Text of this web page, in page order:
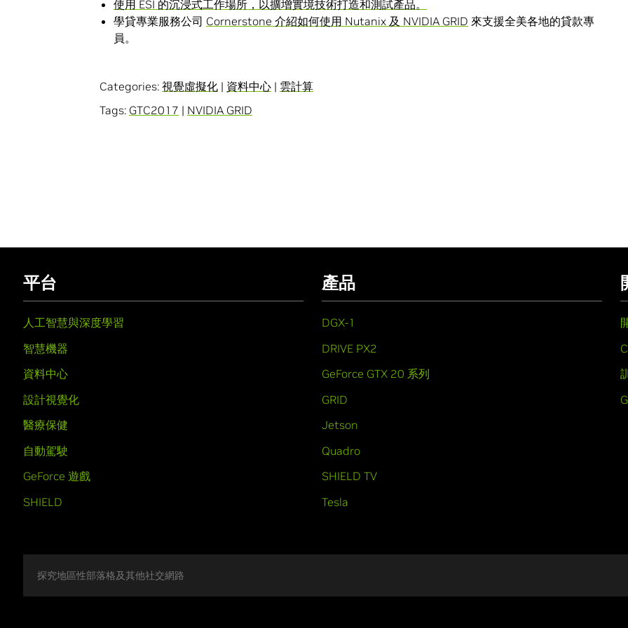
使用 ESI 的沉浸式工作場所，以擴增實境技術打造和測試產品。
學貸專業服務公司 Cornerstone 介紹如何使用 Nutanix 及 NVIDIA GRID 來支援全美各地的貸款專
員。
Categories: 視覺虛擬化 | 資料中心 | 雲計算
Tags: GTC2017 | NVIDIA GRID
平台
人工智慧與深度學習
智慧機器
資料中心
設計視覺化
醫療保健
自動駕駛
GeForce 遊戲
SHIELD
產品
DGX-1
DRIVE PX2
GeForce GTX 20 系列
GRID
Jetson
Quadro
SHIELD TV
Tesla
探究地區性部落格及其他社交網路